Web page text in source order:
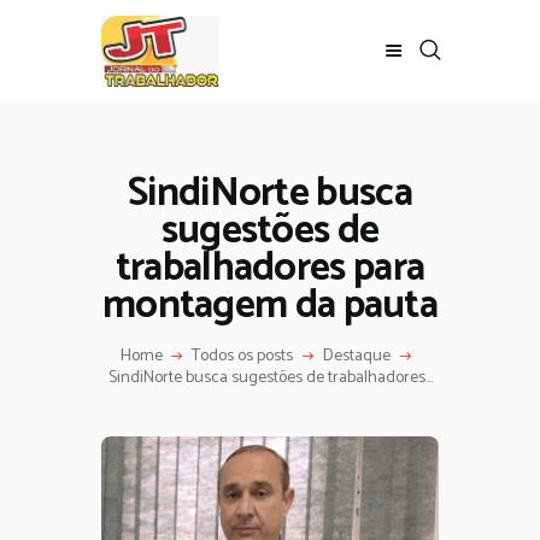
SindiNorte busca
sugestões de
trabalhadores para
montagem da pauta
Home Todos os posts Destaque
SindiNorte busca sugestões de trabalhadores...